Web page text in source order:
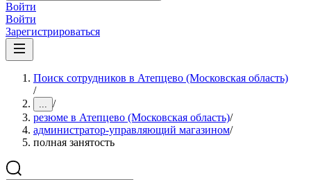
Войти
Войти
Зарегистрироваться
Поиск сотрудников в Атепцево (Московская область)
/
... /
резюме в Атепцево (Московская область)/
администратор-управляющий магазином/
полная занятость